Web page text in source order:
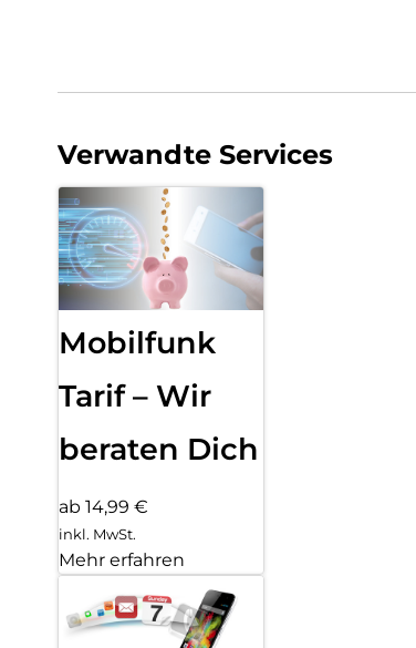
Verwandte Services
Mobilfunk
Tarif – Wir
beraten Dich
ab 14,99 €
inkl. MwSt.
Mehr erfahren